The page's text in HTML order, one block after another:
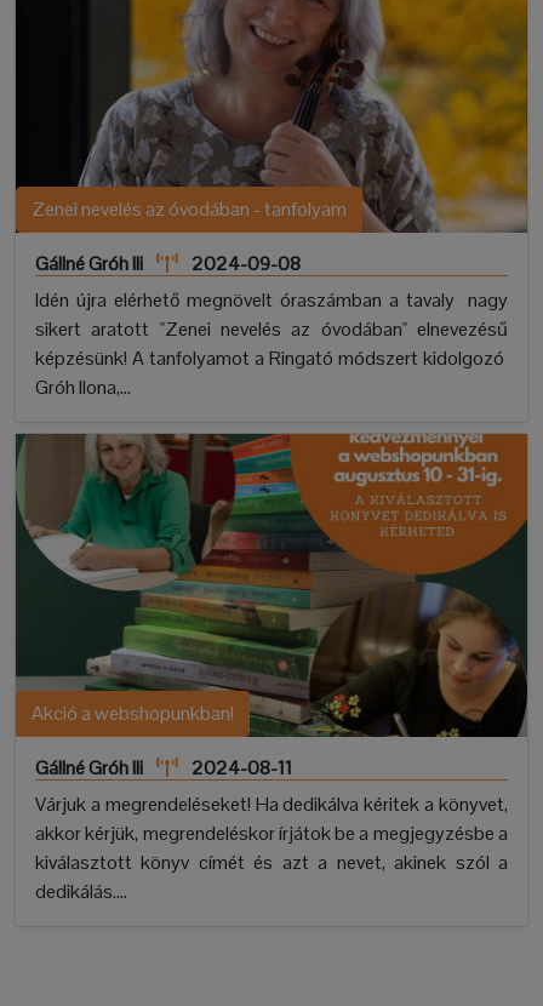
Zenei nevelés az óvodában - tanfolyam
Gállné Gróh Ili
2024-09-08
Idén újra elérhető megnövelt óraszámban a tavaly nagy
sikert aratott "Zenei nevelés az óvodában" elnevezésű
képzésünk! A tanfolyamot a Ringató módszert kidolgozó
Gróh Ilona,...
Akció a webshopunkban!
Gállné Gróh Ili
2024-08-11
Várjuk a megrendeléseket! Ha dedikálva kéritek a könyvet,
akkor kérjük, megrendeléskor írjátok be a megjegyzésbe a
kiválasztott könyv címét és azt a nevet, akinek szól a
dedikálás....